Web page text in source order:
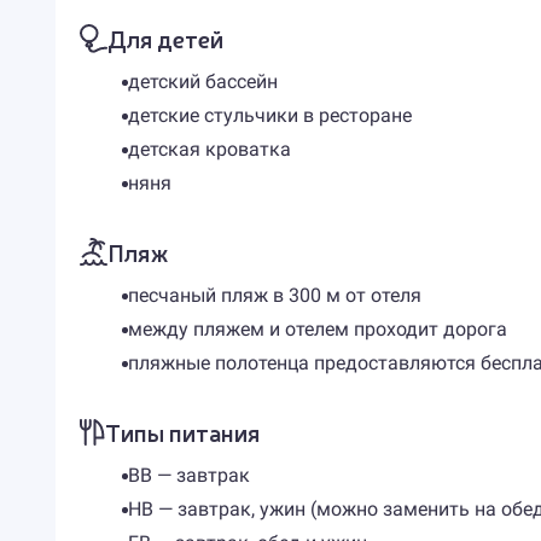
Для детей
детский бассейн
детские стульчики в ресторане
детская кроватка
няня
Пляж
песчаный пляж в 300 м от отеля
между пляжем и отелем проходит дорога
пляжные полотенца предоставляются
Типы питания
BB — завтрак
HB — завтрак, ужин (можно заменить на